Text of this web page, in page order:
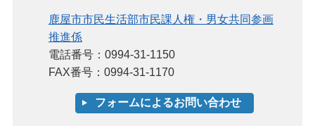
鹿屋市市民生活部市民課人権・男女共同参画
推進係
電話番号：0994-31-1150
FAX番号：0994-31-1170